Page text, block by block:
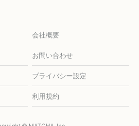
会社概要
お問い合わせ
プライバシー設定
利用規約